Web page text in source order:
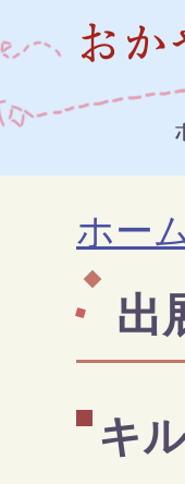
ホー
出
キ